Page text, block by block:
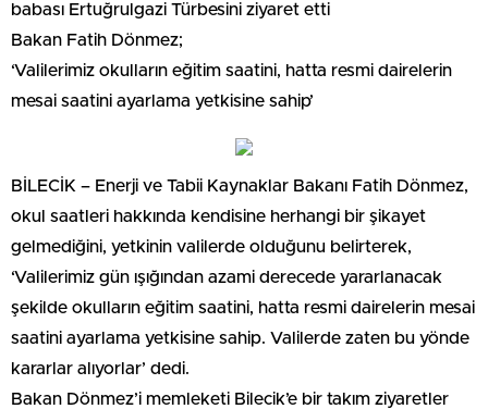
babası Ertuğrulgazi Türbesini ziyaret etti
Bakan Fatih Dönmez;
‘Valilerimiz okulların eğitim saatini, hatta resmi dairelerin
mesai saatini ayarlama yetkisine sahip’
BİLECİK – Enerji ve Tabii Kaynaklar Bakanı Fatih Dönmez,
okul saatleri hakkında kendisine herhangi bir şikayet
gelmediğini, yetkinin valilerde olduğunu belirterek,
‘Valilerimiz gün ışığından azami derecede yararlanacak
şekilde okulların eğitim saatini, hatta resmi dairelerin mesai
saatini ayarlama yetkisine sahip. Valilerde zaten bu yönde
kararlar alıyorlar’ dedi.
Bakan Dönmez’i memleketi Bilecik’e bir takım ziyaretler